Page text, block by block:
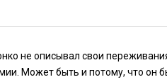
не описывал свои
Может быть и потому, что